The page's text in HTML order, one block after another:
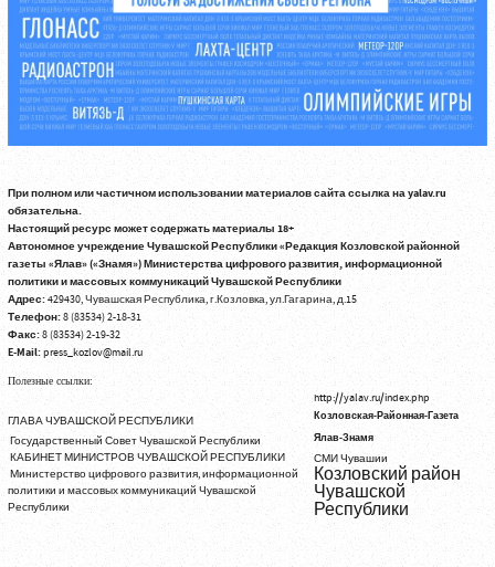
При полном или частичном использовании материалов сайта ссылка на yalav.ru
обязательна.
Настоящий ресурс может содержать материалы 18+
Автономное учреждение Чувашской Республики «Редакция Козловской районной
газеты «Ялав» («Знамя») Министерства цифрового развития, информационной
политики и массовых коммуникаций Чувашской Республики
Адрес:429430, Чувашская Республика, г.Козловка, ул.Гагарина, д.15
Телефон:8 (83534) 2-18-31
Факс:8 (83534) 2-19-32
E-Mail:press_kozlov@mail.ru
Полезные ссылки:
ГЛАВА ЧУВАШСКОЙ РЕСПУБЛИКИ
Государственный Совет Чувашской Республики
КАБИНЕТ МИНИСТРОВ ЧУВАШСКОЙ РЕСПУБЛИКИ
Министерство цифрового развития, информационной
политики и массовых коммуникаций Чувашской
Республики
http://yalav.ru/index.php
Козловская-Районная-Газета
Ялав-Знамя
СМИ Чувашии
Козловский район
Чувашской
Республики